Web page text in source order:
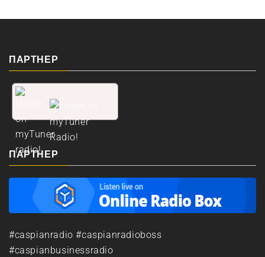
ПАРТНЕР
ПАРТНЕР
#caspianradio #caspianradioboss
#caspianbusinessradio